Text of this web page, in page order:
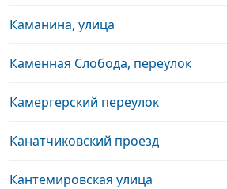
Каманина, улица
Каменная Слобода, переулок
Камергерский переулок
Канатчиковский проезд
Кантемировская улица